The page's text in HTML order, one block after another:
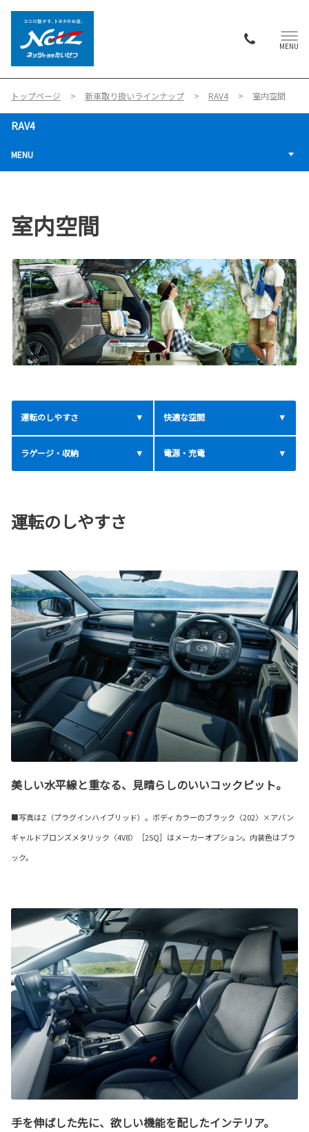
MENU
トップページ 新車取り扱いラインナップ RAV4 室内空間
RAV4
MENU
室内空間
運転のしやすさ 快適な空間
ラゲージ・収納 電源・充電
運転のしやすさ
美しい水平線と重なる、見晴らしのいいコックピット。
■写真はZ（プラグインハイブリッド）。ボディカラーのブラック〈202〉×アバン
ギャルドブロンズメタリック〈4V8〉［2SQ］はメーカーオプション。内装色はブラ
ック。
手を伸ばした先に、欲しい機能を配したインテリア。